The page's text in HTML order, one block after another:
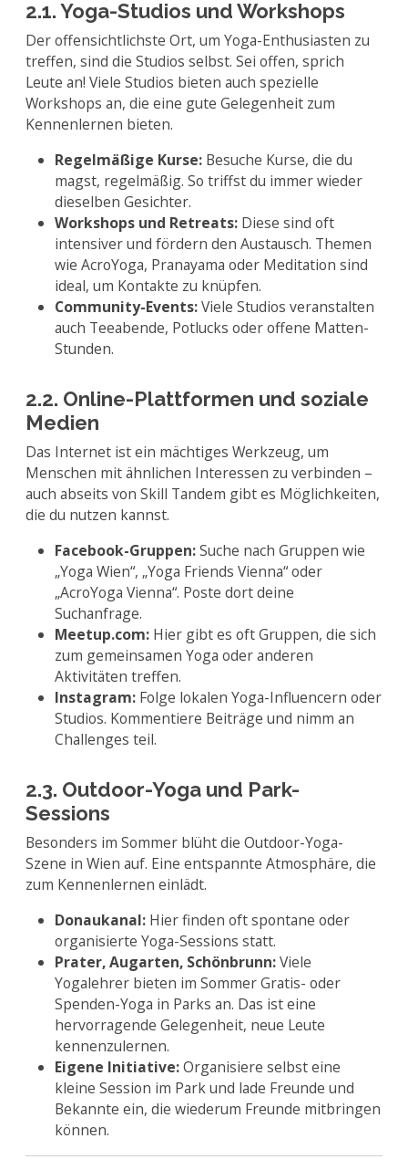
2.1. Yoga-Studios und Workshops
Der offensichtlichste Ort, um Yoga-Enthusiasten zu
treffen, sind die Studios selbst. Sei offen, sprich
Leute an! Viele Studios bieten auch spezielle
Workshops an, die eine gute Gelegenheit zum
Kennenlernen bieten.
Regelmäßige Kurse: Besuche Kurse, die du
magst, regelmäßig. So triffst du immer wieder
dieselben Gesichter.
Workshops und Retreats: Diese sind oft
intensiver und fördern den Austausch. Themen
wie AcroYoga, Pranayama oder Meditation sind
ideal, um Kontakte zu knüpfen.
Community-Events:Viele Studios veranstalten
auch Teeabende, Potlucks oder offene Matten-
Stunden.
2.2. Online-Plattformen und soziale
Medien
Das Internet ist ein mächtiges Werkzeug, um
Menschen mit ähnlichen Interessen zu verbinden –
auch abseits von Skill Tandem gibt es Möglichkeiten,
die du nutzen kannst.
Facebook-Gruppen:Suche nach Gruppen wie
„Yoga Wien“, „Yoga Friends Vienna“ oder
„AcroYoga Vienna“. Poste dort deine
Suchanfrage.
Meetup.com: Hier gibt es oft Gruppen, die sich
zum gemeinsamen Yoga oder anderen
Aktivitäten treffen.
Instagram: Folge lokalen Yoga-Influencern oder
Studios. Kommentiere Beiträge und nimm an
Challenges teil.
2.3. Outdoor-Yoga und Park-
Sessions
Besonders im Sommer blüht die Outdoor-Yoga-
Szene in Wien auf. Eine entspannte Atmosphäre, die
zum Kennenlernen einlädt.
Donaukanal: Hier finden oft spontane oder
organisierte Yoga-Sessions statt.
Prater, Augarten, Schönbrunn:Viele
Yogalehrer bieten im Sommer Gratis- oder
Spenden-Yoga in Parks an. Das ist eine
hervorragende Gelegenheit, neue Leute
kennenzulernen.
Eigene Initiative:Organisiere selbst eine
kleine Session im Park und lade Freunde und
Bekannte ein, die wiederum Freunde mitbringen
können.